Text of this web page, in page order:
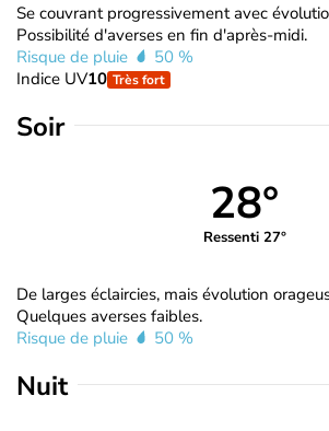
Se couvrant progressivement avec
Possibilité d'averses en fin d'après-midi.
Risque de pluie
50 %
Indice UV10 Très fort
Soir
28°
Ressenti 27°
De larges éclaircies, mais évolution
Quelques averses faibles.
Risque de pluie
50 %
Nuit